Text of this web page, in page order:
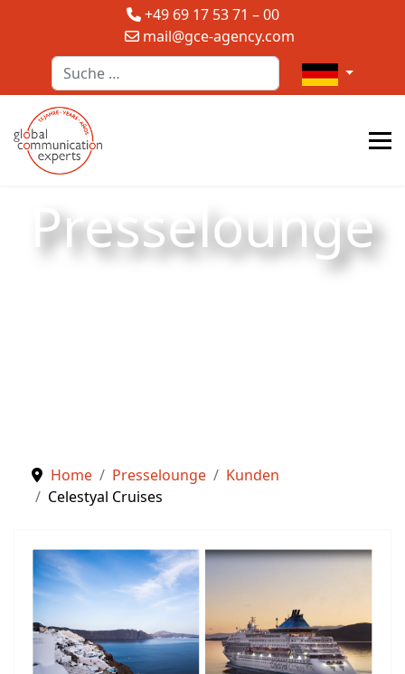
+49 69 17 53 71 – 00
mail@gce-agency.com
Suchen
Sprache
Presselounge
Home Presselounge
Kunden
Celestyal Cruises